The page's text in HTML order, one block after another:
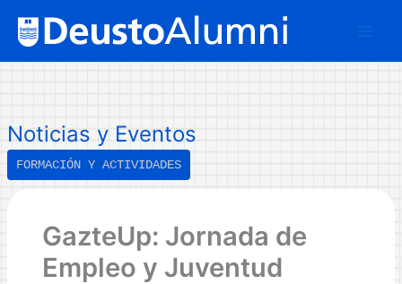
u
s
c
a
r
Noticias y Eventos
FORMACIÓN Y ACTIVIDADES
GazteUp: Jornada de
Empleo y Juventud